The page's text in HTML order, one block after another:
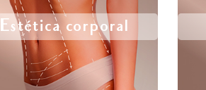
Estética corporal